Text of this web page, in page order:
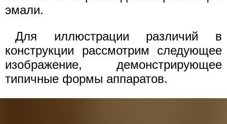
эмали.
Для иллюстрации различий в
конструкции рассмотрим следующее
изображение, демонстрирующее
типичные формы аппаратов.